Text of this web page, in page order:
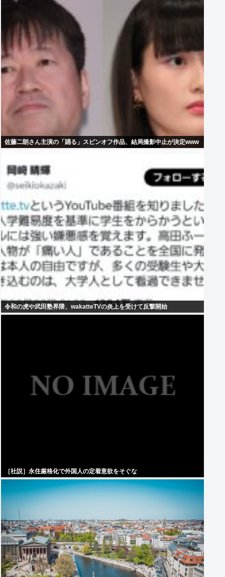
佐藤二朗さん主演の「踊る」スピンオフ作品、結局撮影中止が決定www
令和の虎や武田塾界隈、wakatteTVの炎上を受けて反撃開始
［社説］永住厳格化で外国人の定着意欲をそぐな